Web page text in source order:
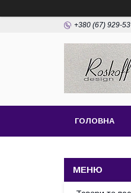
+380 (67) 929-
ГОЛОВНА